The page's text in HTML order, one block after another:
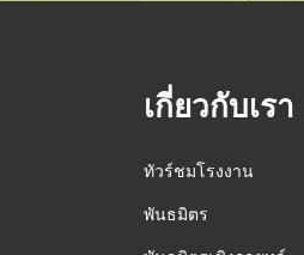
เกี่ยวกับเรา
ทัวร์ชมโรงงาน
พันธมิตร